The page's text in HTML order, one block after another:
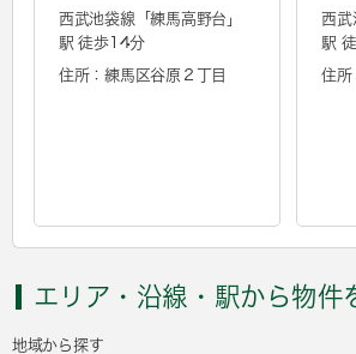
西武池袋線「練馬高野台 」
駅 徒歩14分
住所：練馬区谷原２丁目
西武
駅
住所
エリア・沿線・駅から物件
地域から探す